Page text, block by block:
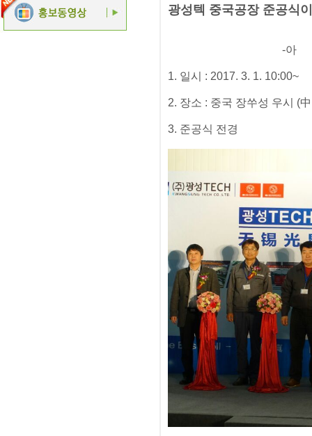
광성텍 중국공장 준공식
-아
1. 일시 : 2017. 3. 1. 10:00~
2. 장소 : 중국 장쑤성 우시 (
3. 준공식 전경